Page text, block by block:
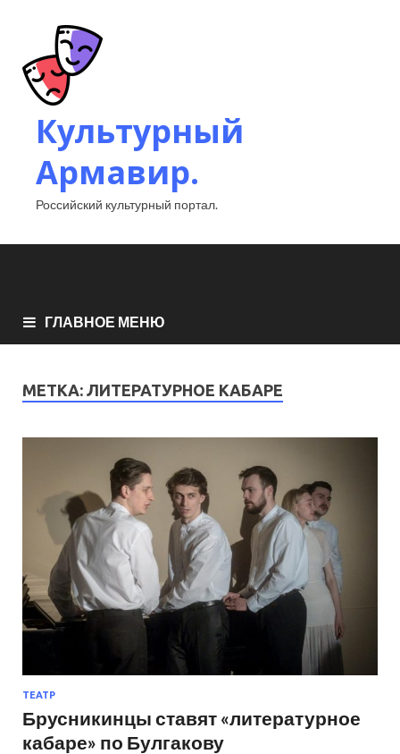
Культурный
Армавир.
Российский культурный портал.
ГЛАВНОЕ МЕНЮ
МЕТКА: ЛИТЕРАТУРНОЕ КАБАРЕ
ТЕАТР
Брусникинцы ставят «литературное
кабаре» по Булгакову